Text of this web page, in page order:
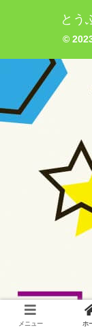
とう
©
メニュー ホ